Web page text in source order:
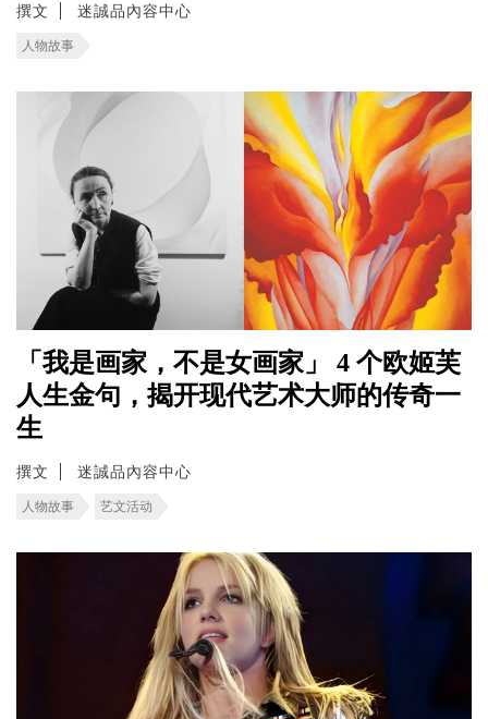
撰文 迷誠品內容中心
人物故事
「我是画家，不是女画家」 4 个欧姬芙
人生金句，揭开现代艺术大师的传奇一
生
撰文 迷誠品內容中心
人物故事 艺文活动